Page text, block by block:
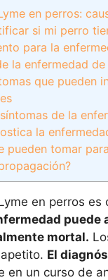
en perros:
si mi perro
para la
la enfermedad de
que pueden
de la
la
pueden tomar
en perros
puede
mortal.
El
en un curso de